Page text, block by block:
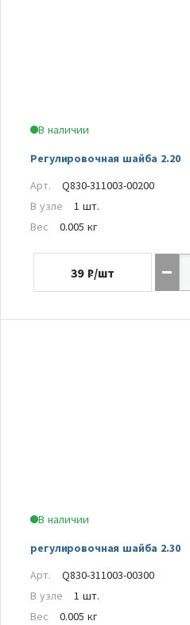
В наличии
Регулировочная шайба 2.20
Арт.
Q830-311003-00200
В узле
1 шт.
Вес
0.005 кг
39 ₽/шт
В наличии
регулировочная шайба 2.30
Арт.
Q830-311003-00300
В узле
1 шт.
Вес
0.005 кг